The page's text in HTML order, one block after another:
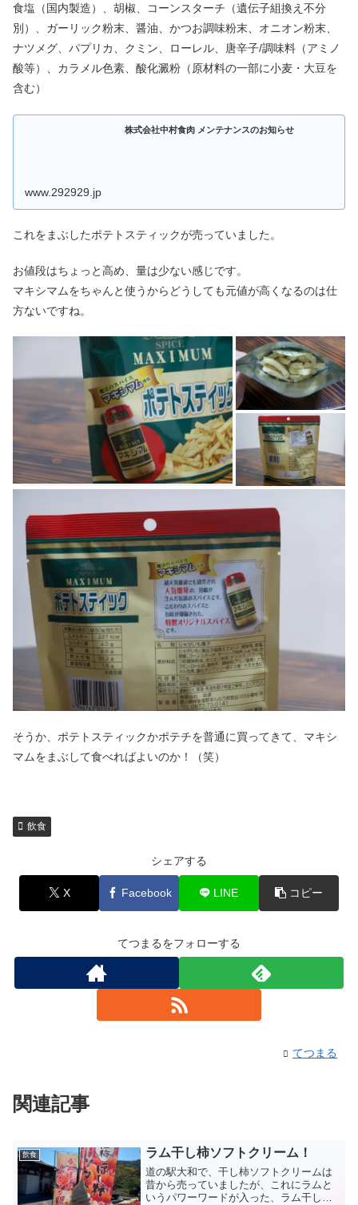
食塩（国内製造）、胡椒、コーンスターチ（遺伝子組換え不分
別）、ガーリック粉末、醤油、かつお調味粉末、オニオン粉末、
ナツメグ、パプリカ、クミン、ローレル、唐辛子/調味料（アミノ
酸等）、カラメル色素、酸化澱粉（原材料の一部に小麦・大豆を
含む）
株式会社中村食肉 メンテナンスのお知らせ
www.292929.jp
これをまぶしたポテトスティックが売っていました。
お値段はちょっと高め、量は少ない感じです。
マキシマムをちゃんと使うからどうしても元値が高くなるのは仕
方ないですね。
そうか、ポテトスティックかポテチを普通に買ってきて、マキシ
マムをまぶして食べればよいのか！（笑）
飲食
シェアする
X Facebook LINE コピー
てつまるをフォローする
てつまる
関連記事
飲食 ラム干し柿ソフトクリーム！
道の駅大和で、干し柿ソフトクリームは
昔から売っていましたが、これにラムと
いうパワーワードが入った、ラム干し柿